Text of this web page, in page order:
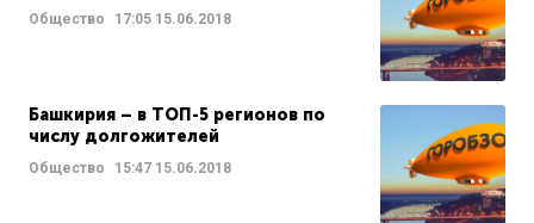
Общество 17:05 15.06.2018
Башкирия – в ТОП-5 регионов по
числу долгожителей
Общество 15:47 15.06.2018